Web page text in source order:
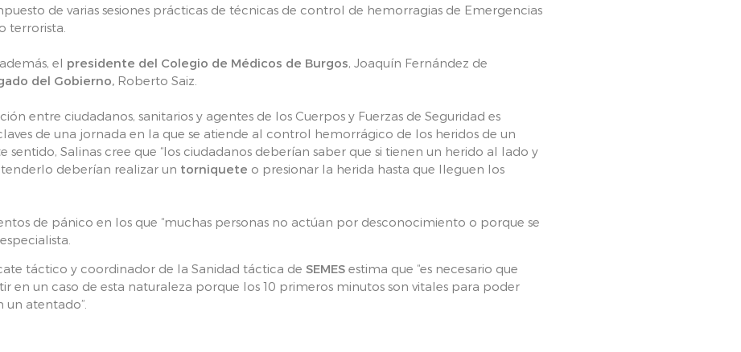
de varias sesiones prácticas de técnicas de control de hemorragias de Emergencias
terrorista.
el presidente del Colegio de Médicos de Burgos, Joaquín Fernández de
del Gobierno, Roberto Saiz.
entre ciudadanos, sanitarios y agentes de los Cuerpos y Fuerzas de Seguridad es
de una jornada en la que se atiende al control hemorrágico de los heridos de un
sentido, Salinas cree que “los ciudadanos deberían saber que si tienen un herido al lado y
deberían realizar un torniquete o presionar la herida hasta que lleguen los
de pánico en los que “muchas personas no actúan por desconocimiento o porque se
táctico y coordinador de la Sanidad táctica de SEMES estima que “es necesario que
en un caso de esta naturaleza porque los 10 primeros minutos son vitales para poder
un atentado”.